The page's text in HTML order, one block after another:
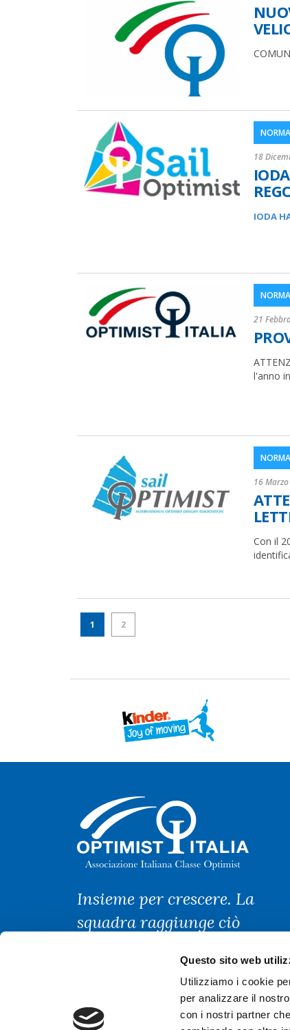
Questo sito web
Utilizziamo i cookie
per analizzare il
con i nostri partner
18
IODA
21
l'anno
16
Con il
1 2
Insieme per crescere. La
squadra raggiunge ciò
conseguire da solo.